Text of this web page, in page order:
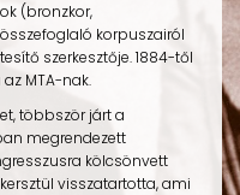
(bronzkor,
korpuszairól
szerkesztője. 1884-től
MTA-nak.
többször járt a
megrendezett
kölcsönvett
visszatartotta, ami